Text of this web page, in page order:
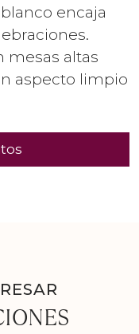
encaja
mesas altas
aspecto limpio